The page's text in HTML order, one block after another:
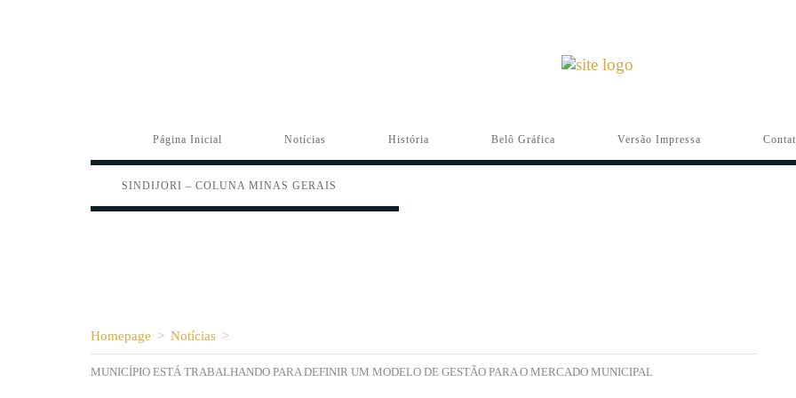
Página Inicial Notícias História Belô Gráfica Versão Impressa
SINDIJORI – COLUNA MINAS GERAIS
Homepage > Notícias >
MUNICÍPIO ESTÁ TRABALHANDO PARA DEFINIR UM MODELO DE GESTÃO PARA O MERCADO MUNICIPAL